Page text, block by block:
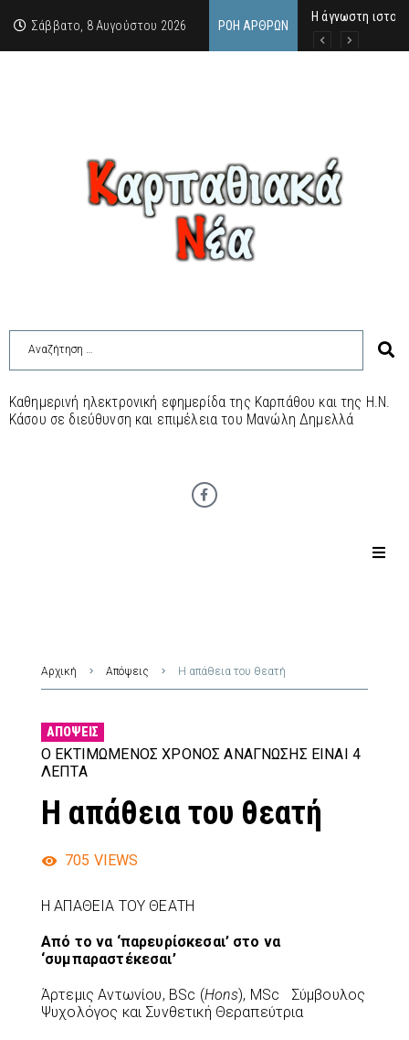
Σάββατο, 8 Αυγούστου 2026 ΡΟΉ ΆΡΘΡΩΝ
Η άγνωστη
Νέος
Σύγκληση
Καθημερινή ηλεκτρονική εφημερίδα της Καρπάθου και της Η.Ν.
Κάσου σε διεύθυνση και επιμέλεια του Μανώλη Δημελλά
Αρχική Απόψεις Η απάθεια του θεατή
ΑΠΌΨΕΙΣ
Ο ΕΚΤΙΜΏΜΕΝΟΣ ΧΡΌΝΟΣ ΑΝΆΓΝΩΣΗΣ ΕΊΝΑΙ 4
ΛΕΠΤΆ
Η απάθεια του θεατή
705 VIEWS
Η ΑΠΑΘΕΙΑ ΤΟΥ ΘΕΑΤΗ
Από το να ‘παρευρίσκεσαι’ στο να
‘συμπαραστέκεσαι’
Άρτεμις Αντωνίου, BSc (Hons), MSc Σύμβουλος
Ψυχολόγος και Συνθετική Θεραπεύτρια